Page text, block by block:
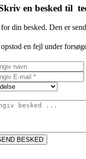
en besked til
din besked. Den er
en fejl under
BESKED